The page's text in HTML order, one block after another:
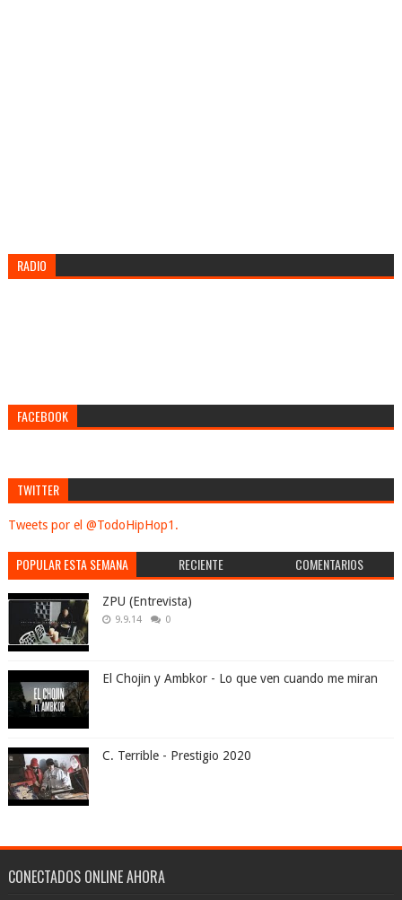
RADIO
FACEBOOK
TWITTER
Tweets por el @TodoHipHop1.
POPULAR ESTA SEMANA RECIENTE COMENTARIOS
ZPU (Entrevista)
9.9.14 0
El Chojin y Ambkor - Lo que ven cuando me miran
C. Terrible - Prestigio 2020
CONECTADOS ONLINE AHORA